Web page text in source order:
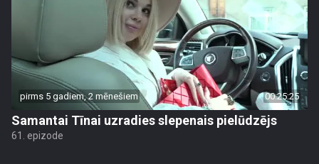
pirms 5 gadiem, 2 mēnešiem 00:25:25
Samantai Tīnai uzradies slepenais pielūdzējs
61. epizode